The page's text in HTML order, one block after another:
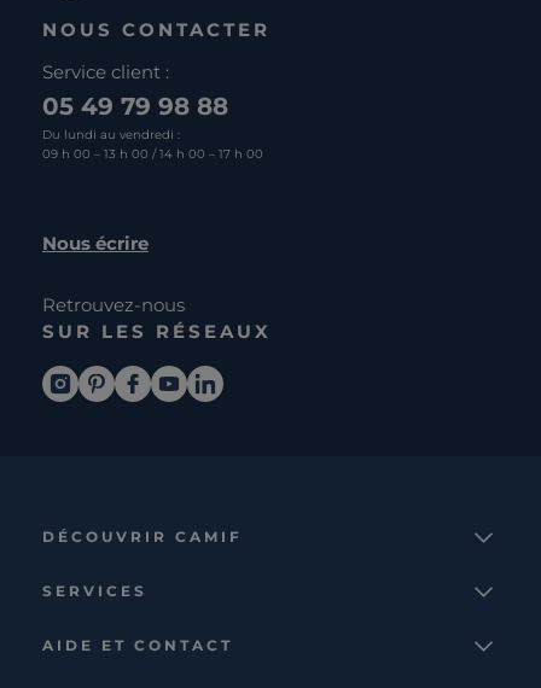
NOUS CONTACTER
Service client :
05 49 79 98 88
Du lundi au vendredi :
09 h 00 – 13 h 00 / 14 h 00 – 17 h 00
Nous écrire
Retrouvez-nous
SUR LES RÉSEAUX
DÉCOUVRIR CAMIF
Nos collections
SERVICES
AIDE ET CONTACT